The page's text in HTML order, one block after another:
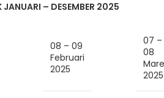
– DESEMBER 2025
08 – 09
Februari
2025
07 –
08
2025